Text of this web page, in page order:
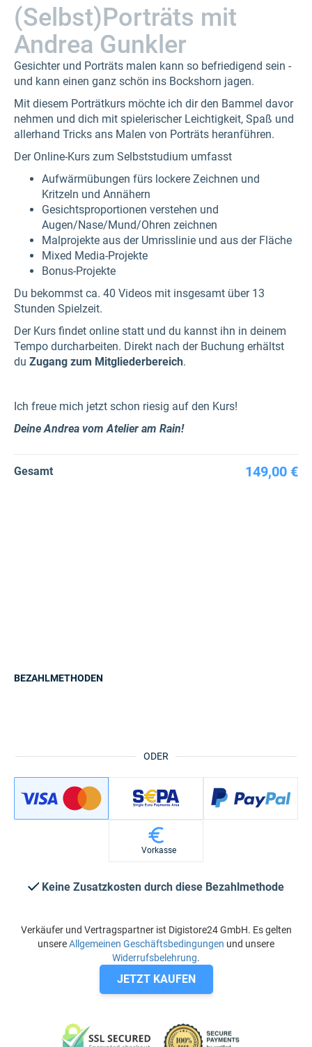
(Selbst)Porträts mit
Andrea Gunkler
Gesichter und Porträts malen kann so befriedigend sein -
und kann einen ganz schön ins Bockshorn jagen.
Mit diesem Porträtkurs möchte ich dir den Bammel davor
nehmen und dich mit spielerischer Leichtigkeit, Spaß und
allerhand Tricks ans Malen von Porträts heranführen.
Der Online-Kurs zum Selbststudium umfasst
Aufwärmübungen fürs lockere Zeichnen und
Kritzeln und Annähern
Gesichtsproportionen verstehen und
Augen/Nase/Mund/Ohren zeichnen
Malprojekte aus der Umrisslinie und aus der Fläche
Mixed Media-Projekte
Bonus-Projekte
Du bekommst ca. 40 Videos mit insgesamt über 13
Stunden Spielzeit.
Der Kurs findet online statt und du kannst ihn in deinem
Tempo durcharbeiten. Direkt nach der Buchung erhältst
du Zugang zum Mitgliederbereich.
Ich freue mich jetzt schon riesig auf den Kurs!
Deine Andrea vom Atelier am Rain!
Gesamt 149,00 €
ODER
BEZAHLMETHODEN
Vorkasse
Keine Zusatzkosten durch diese Bezahlmethode
Verkäufer und Vertragspartner ist Digistore24 GmbH. Es gelten
unsereAllgemeinen Geschäftsbedingungen und unsere
Widerrufsbelehrung.
JETZT KAUFEN